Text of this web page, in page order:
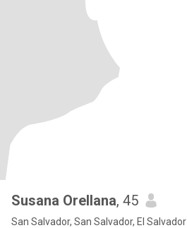
Susana Orellana, 45
San Salvador, San Salvador, El Salvador